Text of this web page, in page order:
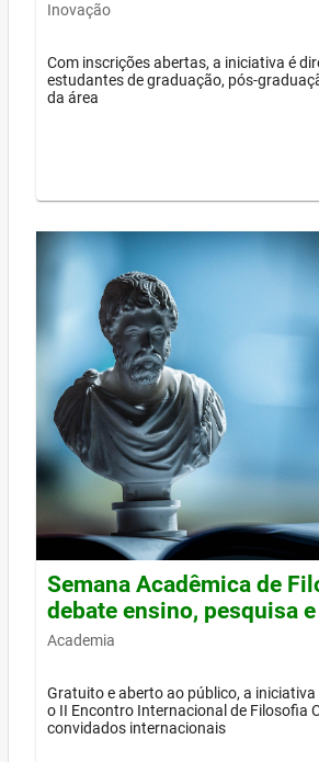
Inovação
Com inscrições abertas, a iniciativa é
estudantes de graduação, pós-
da área
Semana Acadêmica de
debate ensino, pesquisa
Academia
Gratuito e aberto ao público, a
o II Encontro Internacional de Filosofia
convidados internacionais